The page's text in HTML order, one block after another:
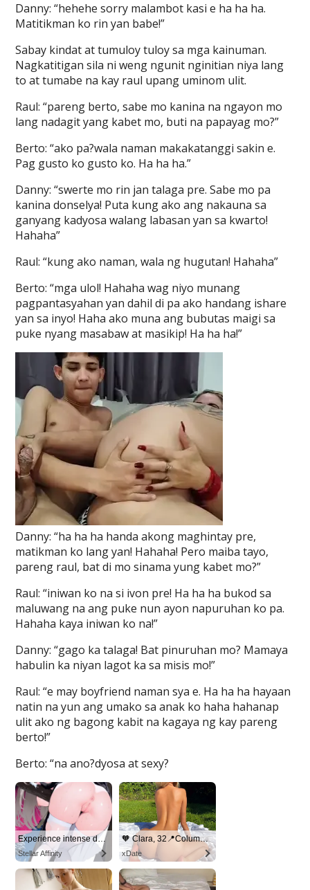
Danny: “hehehe sorry malambot kasi e ha ha ha.
Matitikman ko rin yan babe!”
Sabay kindat at tumuloy tuloy sa mga kainuman.
Nagkatitigan sila ni weng ngunit nginitian niya lang
to at tumabe na kay raul upang uminom ulit.
Raul: “pareng berto, sabe mo kanina na ngayon mo
lang nadagit yang kabet mo, buti na papayag mo?”
Berto: “ako pa?wala naman makakatanggi sakin e.
Pag gusto ko gusto ko. Ha ha ha.”
Danny: “swerte mo rin jan talaga pre. Sabe mo pa
kanina donselya! Puta kung ako ang nakauna sa
ganyang kadyosa walang labasan yan sa kwarto!
Hahaha”
Raul: “kung ako naman, wala ng hugutan! Hahaha”
Berto: “mga ulol! Hahaha wag niyo munang
pagpantasyahan yan dahil di pa ako handang ishare
yan sa inyo! Haha ako muna ang bubutas maigi sa
puke nyang masabaw at masikip! Ha ha ha!”
Danny: “ha ha ha handa akong maghintay pre,
matikman ko lang yan! Hahaha! Pero maiba tayo,
pareng raul, bat di mo sinama yung kabet mo?”
Raul: “iniwan ko na si ivon pre! Ha ha ha bukod sa
maluwang na ang puke nun ayon napuruhan ko pa.
Hahaha kaya iniwan ko na!”
Danny: “gago ka talaga! Bat pinuruhan mo? Mamaya
habulin ka niyan lagot ka sa misis mo!”
Raul: “e may boyfriend naman sya e. Ha ha ha hayaan
natin na yun ang umako sa anak ko haha hahanap
ulit ako ng bagong kabit na kagaya ng kay pareng
berto!”
Berto: “na ano?dyosa at sexy?